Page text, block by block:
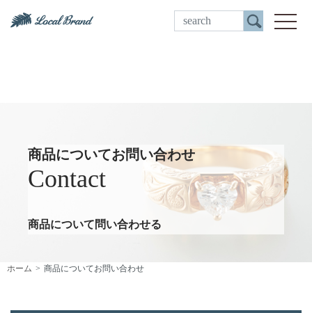
ご来店予約
商品についてお問い合わせ
Contact
商品について問い合わせる
ホーム 商品についてお問い合わせ